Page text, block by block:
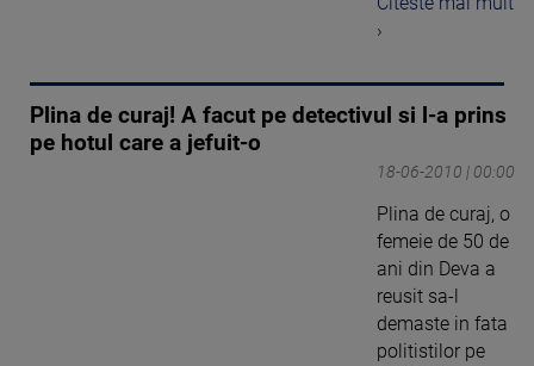
›
Plina de curaj! A facut pe detectivul si l-a prins
pe hotul care a jefuit-o
18-06-2010 | 00:00
Plina de curaj, o
femeie de 50 de
ani din Deva a
reusit sa-l
demaste in fata
politistilor pe